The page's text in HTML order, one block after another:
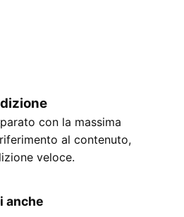
con la massima
al contenuto,
veloce.
anche